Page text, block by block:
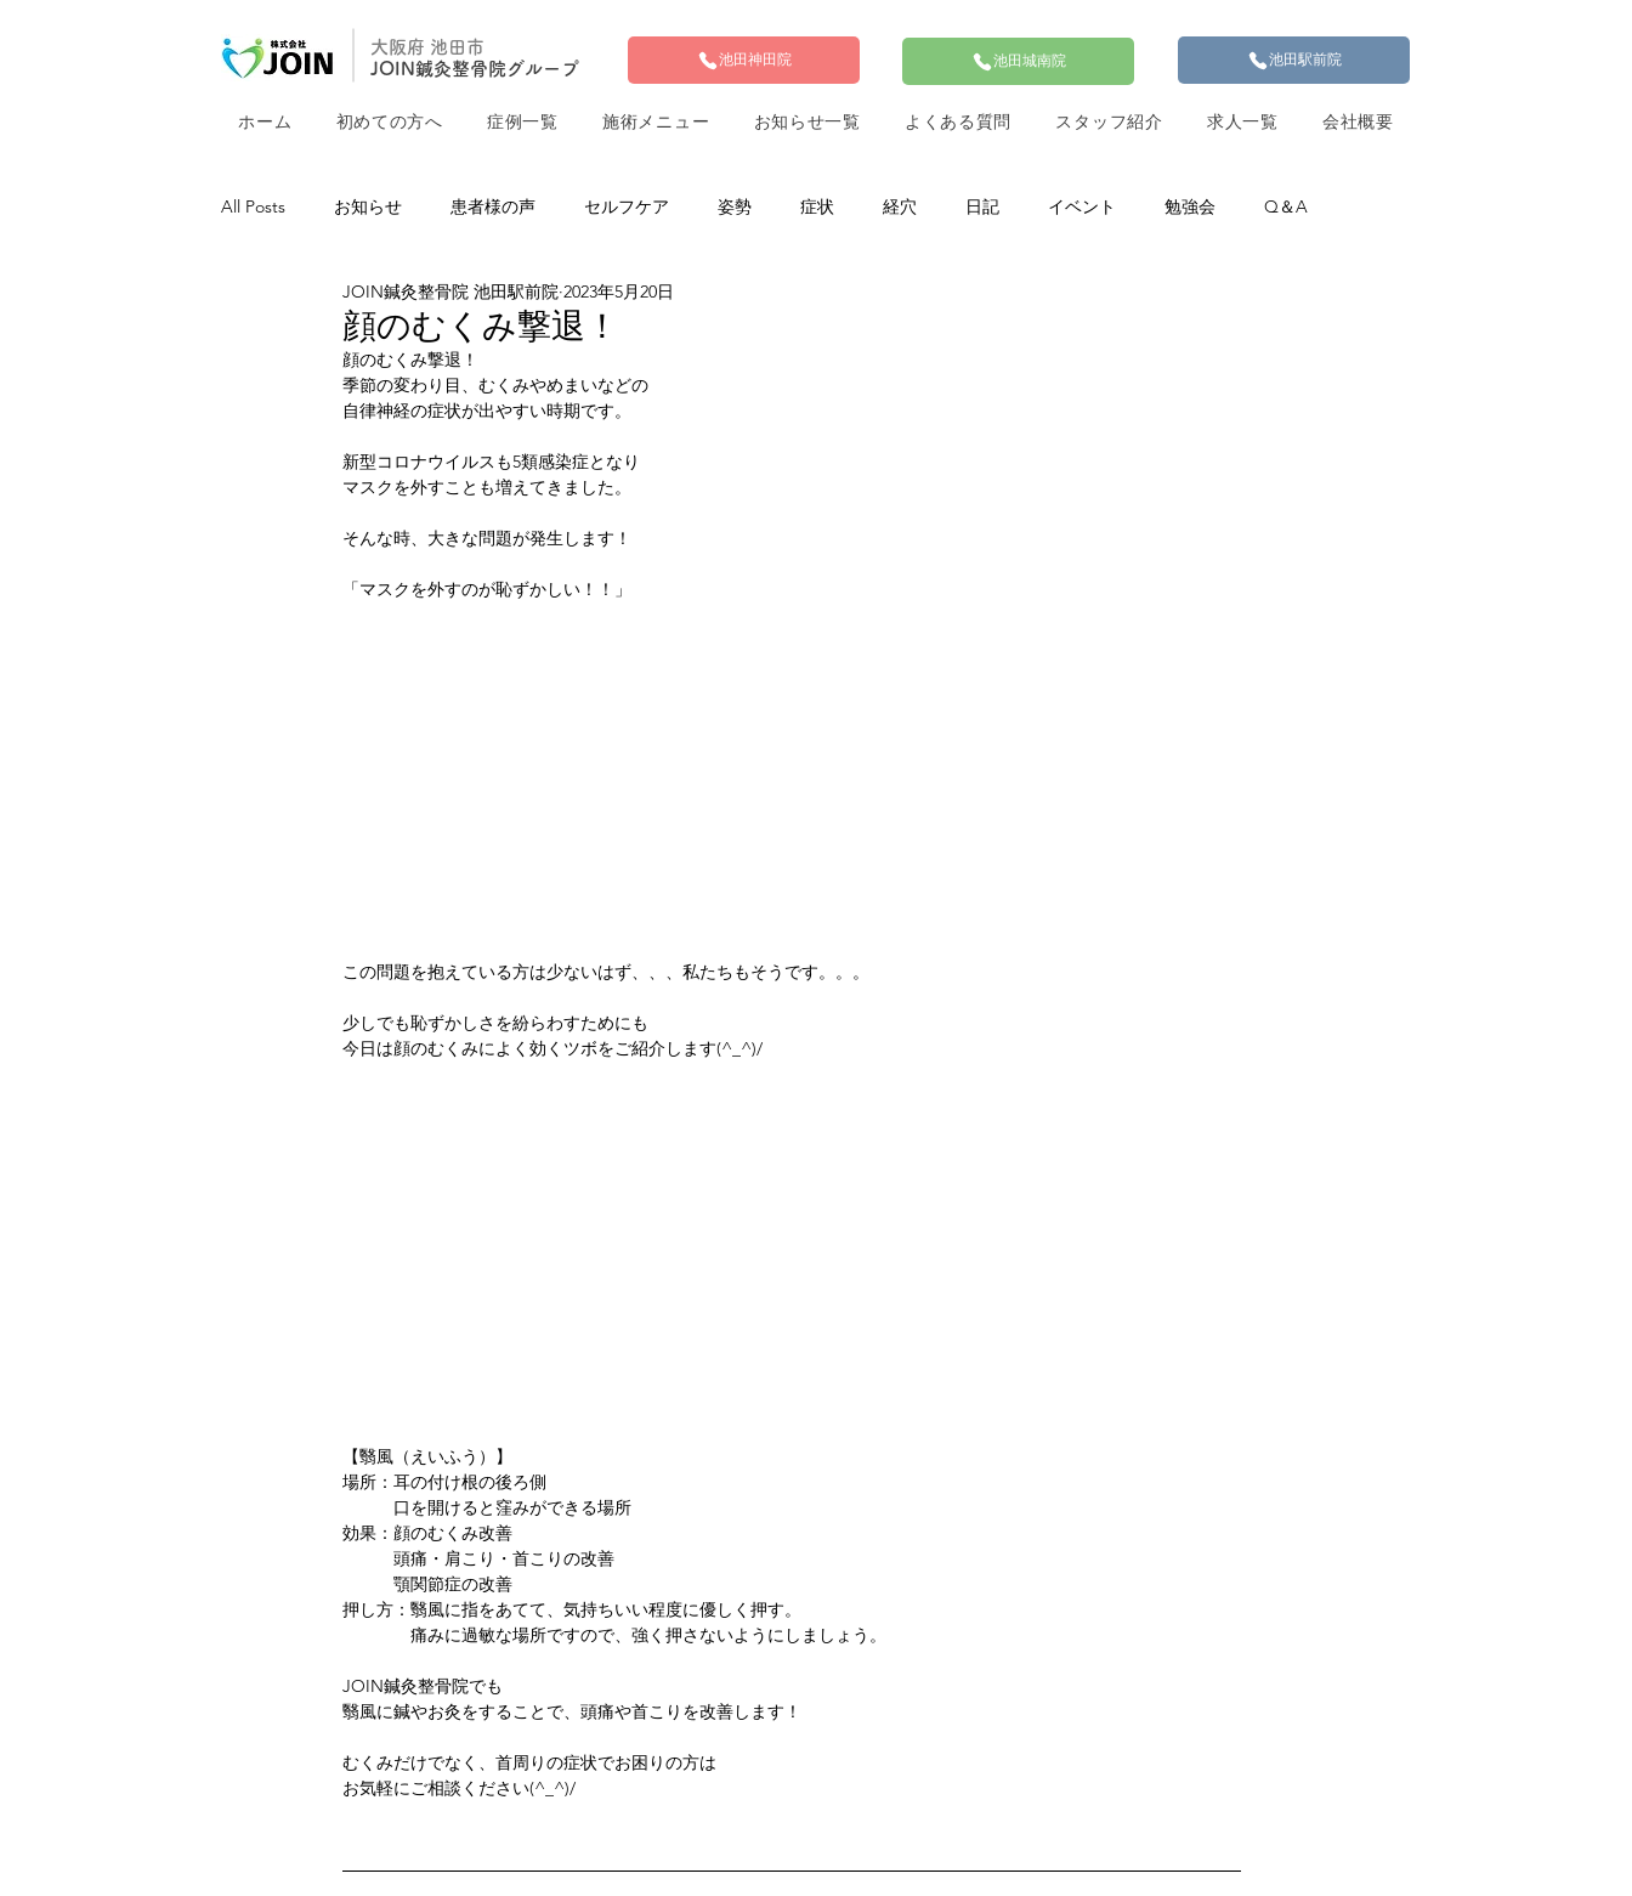
大阪府 池田市
JOIN鍼灸整骨院グループ
池田神田院 池田城南院 池田駅前院
ホーム 初めての方へ 症例一覧 施術メニュー お知らせ一覧 よくある質問 スタッフ紹介 求人一覧 会社概要
All Posts お知らせ 患者様の声 セルフケア 姿勢 症状 経穴 日記 イベント 勉強会 Q＆A
顔のむくみ撃退！
JOIN鍼灸整骨院 池田駅前院 2023年5月20日
顔のむくみ撃退！
季節の変わり目、むくみやめまいなどの
自律神経の症状が出やすい時期です。
新型コロナウイルスも5類感染症となり
マスクを外すことも増えてきました。
そんな時、大きな問題が発生します！
「マスクを外すのが恥ずかしい！！」
この問題を抱えている方は少ないはず、、、私たちもそうです。。。
少しでも恥ずかしさを紛らわすためにも
今日は顔のむくみによく効くツボをご紹介します(^_^)/
【翳風（えいふう）】
場所：耳の付け根の後ろ側
口を開けると窪みができる場所
効果：顔のむくみ改善
頭痛・肩こり・首こりの改善
顎関節症の改善
押し方：翳風に指をあてて、気持ちいい程度に優しく押す。
痛みに過敏な場所ですので、強く押さないようにしましょう。
JOIN鍼灸整骨院でも
翳風に鍼やお灸をすることで、頭痛や首こりを改善します！
むくみだけでなく、首周りの症状でお困りの方は
お気軽にご相談ください(^_^)/